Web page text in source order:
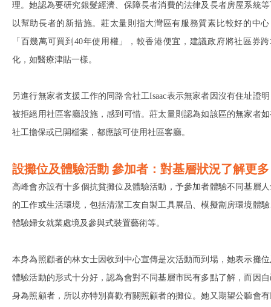
理。她認為要研究銀髮經濟、保障長者消費的法律及長者房屋系統
以幫助長者的新措施。莊太量則指大灣區有服務質素比較好的中心
「百幾萬可買到40年使用權」，較香港便宜，建議政府將社區券跨
化，如醫療津貼一樣。
另進行無家者支援工作的同路舍社工Isaac表示無家者因沒有住址證
被拒絕用社區客廳設施，感到可惜。莊太量則認為如該區的無家者
社工擔保或已開檔案，都應該可使用社區客廳。
設攤位及體驗活動 參加者：對基層狀況了解更多
高峰會亦設有十多個抗貧攤位及體驗活動，予參加者體驗不同基層
的工作或生活環境，包括清潔工友自製工具展品、模擬劏房環境體
體驗婦女就業處境及參與式裝置藝術等。
本身為照顧者的林女士因收到中心宣傳是次活動而到場，她表示攤
體驗活動的形式十分好，認為會對不同基層市民有多點了解，而因
身為照顧者，所以亦特別喜歡有關照顧者的攤位。她又期望公聽會